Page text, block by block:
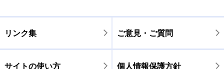
リンク集 ご意見・ご質問
サイトの使い方 個人情報保護方針